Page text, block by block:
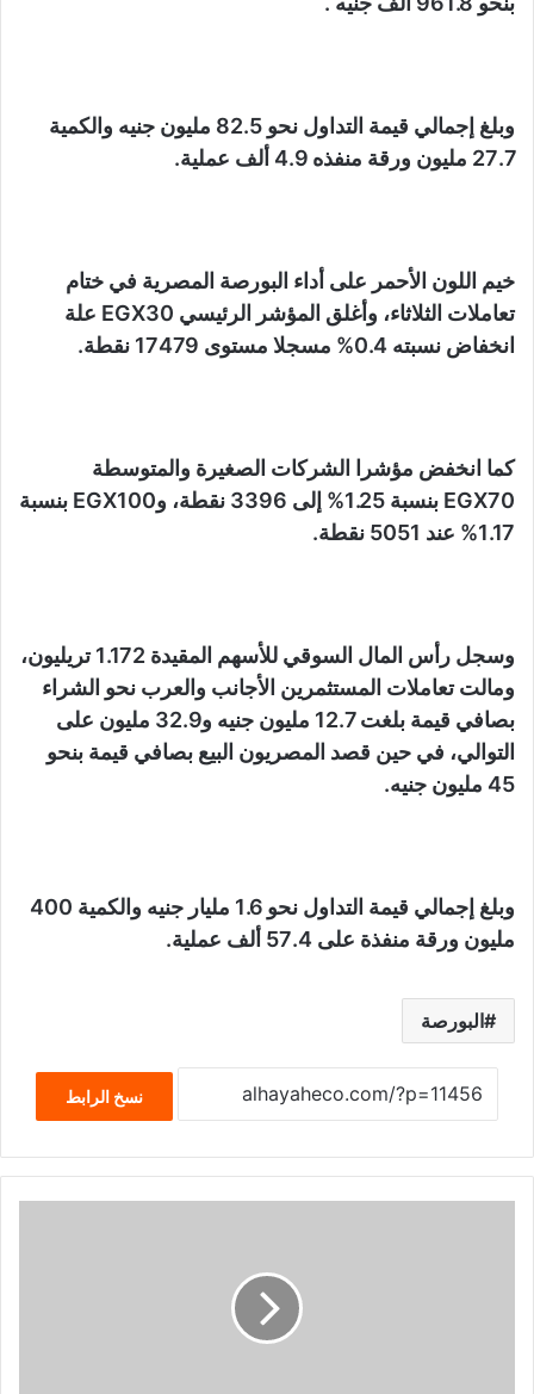
وبلغ إجمالي قيمة التداول نحو 82.5 مليون جنيه والكمية
27.7 مليون ورقة منفذه 4.9 ألف عملية.
خيم اللون الأحمر على أداء البورصة المصرية في ختام
تعاملات الثلاثاء، وأغلق المؤشر الرئيسي EGX30 علة
انخفاض نسبته 0.4% مسجلا مستوى 17479 نقطة.
كما انخفض مؤشرا الشركات الصغيرة والمتوسطة
EGX70 بنسبة 1.25% إلى 3396 نقطة، وEGX100 بنسبة
1.17% عند 5051 نقطة.
وسجل رأس المال السوقي للأسهم المقيدة 1.172 تريليون،
ومالت تعاملات المستثمرين الأجانب والعرب نحو الشراء
بصافي قيمة بلغت 12.7 مليون جنيه و32.9 مليون على
التوالي، في حين قصد المصريون البيع بصافي قيمة بنحو
45 مليون جنيه.
وبلغ إجمالي قيمة التداول نحو 1.6 مليار جنيه والكمية 400
مليون ورقة منفذة على 57.4 ألف عملية.
البورصة
نسخ الرابط